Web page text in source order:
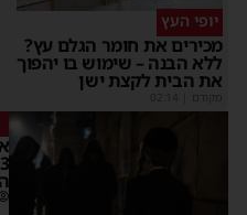
יופי העץ
מכירים את חומר הגלם עץ?
ללא הבנה – שימוש בו יהפוך
את הבית לקצת ישן
מקודם